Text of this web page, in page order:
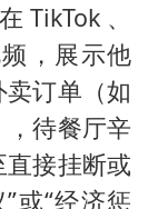
、
，展示他
订单（如
待餐厅辛
接挂断或
或“经济惩